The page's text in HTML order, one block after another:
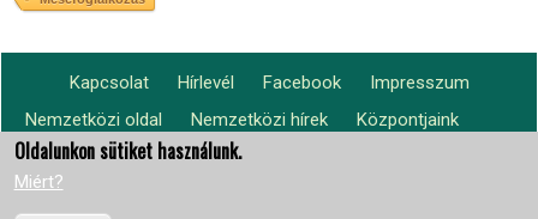
Footer
menu
Kapcsolat Hírlevél Facebook Impresszum
Lábléc2
Nemzetközi oldal Nemzetközi hírek
Központjaink
világszerte
Oldalunkon sütiket használunk.
Miért?